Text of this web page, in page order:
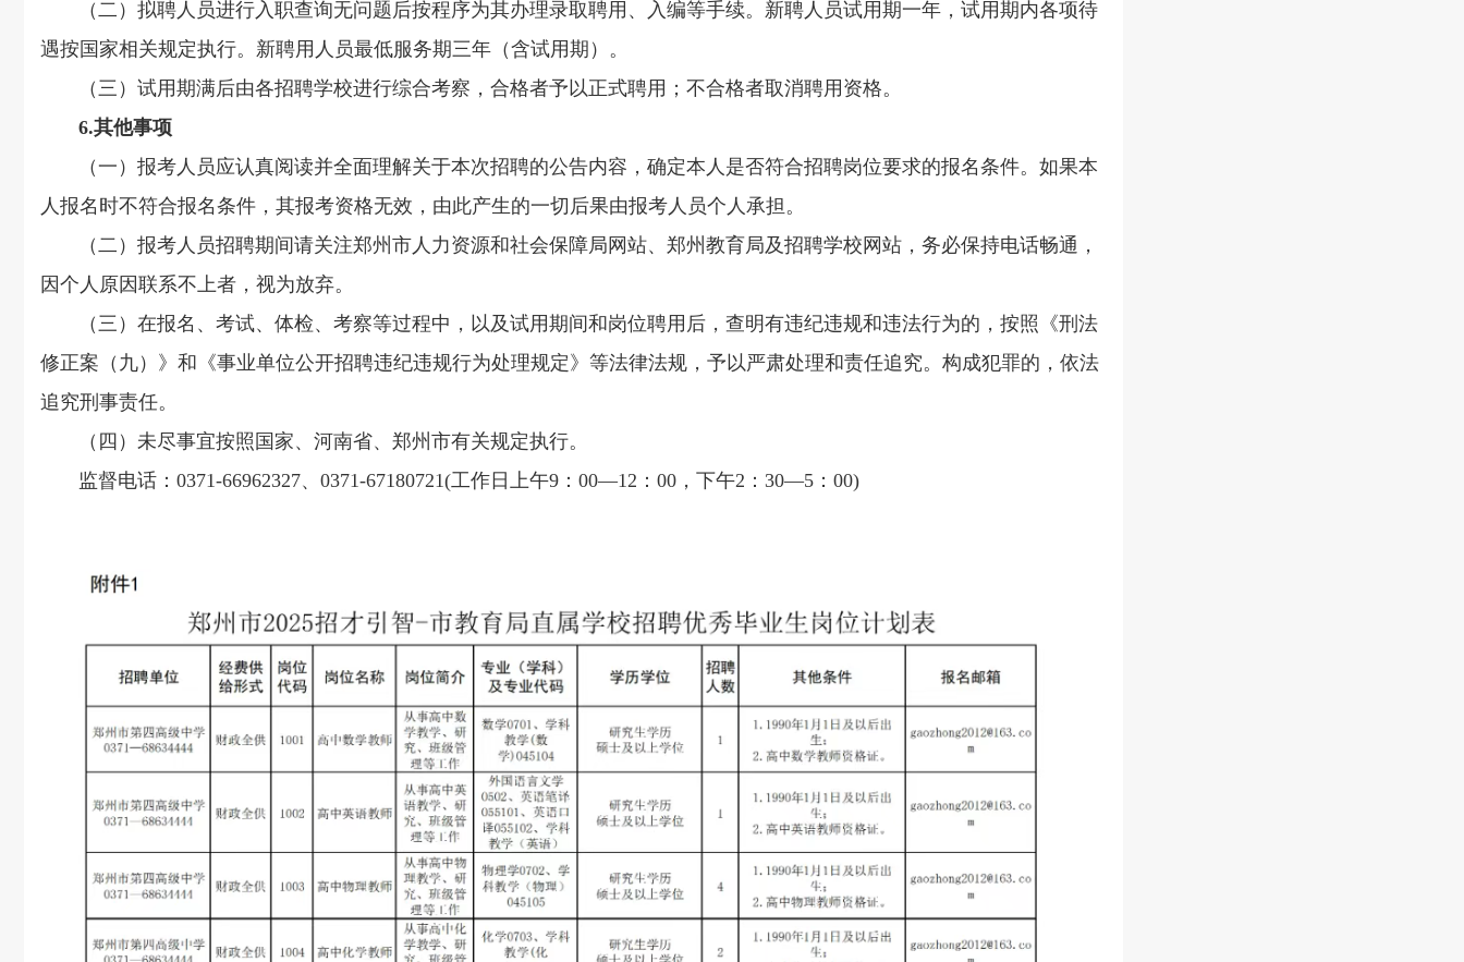
（二）拟聘人员进行入职查询无问题后按程序为其办理录取聘用、入编等手续。新聘人员试用期一年，试用期内各项待
遇按国家相关规定执行。新聘用人员最低服务期三年（含试用期）。
（三）试用期满后由各招聘学校进行综合考察，合格者予以正式聘用；不合格者取消聘用资格。
6.其他事项
（一）报考人员应认真阅读并全面理解关于本次招聘的公告内容，确定本人是否符合招聘岗位要求的报名条件。如果本
人报名时不符合报名条件，其报考资格无效，由此产生的一切后果由报考人员个人承担。
（二）报考人员招聘期间请关注郑州市人力资源和社会保障局网站、郑州教育局及招聘学校网站，务必保持电话畅通，
因个人原因联系不上者，视为放弃。
（三）在报名、考试、体检、考察等过程中，以及试用期间和岗位聘用后，查明有违纪违规和违法行为的，按照《刑法
修正案（九）》和《事业单位公开招聘违纪违规行为处理规定》等法律法规，予以严肃处理和责任追究。构成犯罪的，依法
追究刑事责任。
（四）未尽事宜按照国家、河南省、郑州市有关规定执行。
监督电话：0371-66962327、0371-67180721(工作日上午9：00—12：00，下午2：30—5：00)